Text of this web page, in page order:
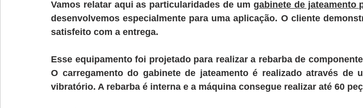
Vamos relatar aqui as particularidades de um gabinete de jateamento
desenvolvemos especialmente para uma aplicação. O cliente
satisfeito com a entrega.
Esse equipamento foi projetado para realizar a rebarba de
O carregamento do gabinete de jateamento é realizado através de
vibratório. A rebarba é interna e a máquina consegue realizar até 60